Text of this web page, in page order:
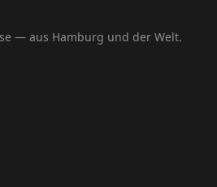
— aus Hamburg und der Welt.